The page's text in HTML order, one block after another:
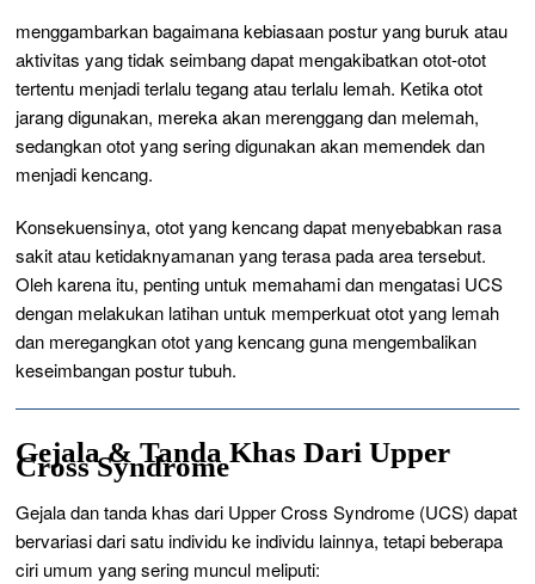
menggambarkan bagaimana kebiasaan postur yang buruk atau
aktivitas yang tidak seimbang dapat mengakibatkan otot-otot
tertentu menjadi terlalu tegang atau terlalu lemah. Ketika otot
jarang digunakan, mereka akan merenggang dan melemah,
sedangkan otot yang sering digunakan akan memendek dan
menjadi kencang.
Konsekuensinya, otot yang kencang dapat menyebabkan rasa
sakit atau ketidaknyamanan yang terasa pada area tersebut.
Oleh karena itu, penting untuk memahami dan mengatasi UCS
dengan melakukan latihan untuk memperkuat otot yang lemah
dan meregangkan otot yang kencang guna mengembalikan
keseimbangan postur tubuh.
Gejala & Tanda Khas Dari Upper
Cross Syndrome
Gejala dan tanda khas dari Upper Cross Syndrome (UCS) dapat
bervariasi dari satu individu ke individu lainnya, tetapi beberapa
ciri umum yang sering muncul meliputi: